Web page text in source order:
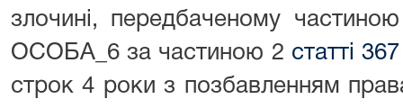
злочині, передбаченому
ОСОБА_6 за частиною 2 статті
строк 4 роки з позбавленням